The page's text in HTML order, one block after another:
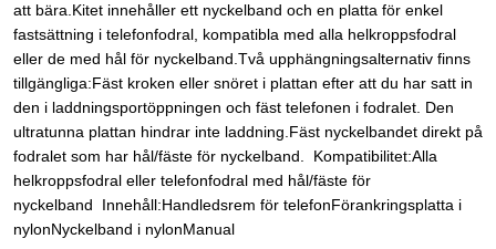
att bära.Kitet innehåller ett nyckelband och en platta för enkel
fastsättning i telefonfodral, kompatibla med alla helkroppsfodral
eller de med hål för nyckelband.Två upphängningsalternativ finns
tillgängliga:Fäst kroken eller snöret i plattan efter att du har satt in
den i laddningsportöppningen och fäst telefonen i fodralet. Den
ultratunna plattan hindrar inte laddning.Fäst nyckelbandet direkt på
fodralet som har hål/fäste för nyckelband. Kompatibilitet:Alla
helkroppsfodral eller telefonfodral med hål/fäste för
nyckelband Innehåll:Handledsrem för telefonFörankringsplatta i
nylonNyckelband i nylonManual